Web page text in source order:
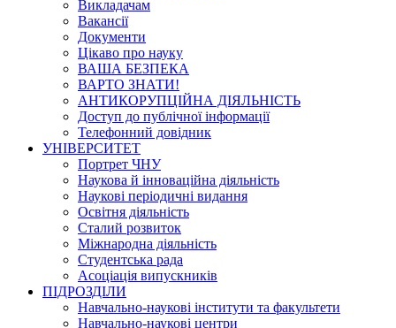
Викладачам
Вакансії
Документи
Цікаво про науку
ВАША БЕЗПЕКА
ВАРТО ЗНАТИ!
АНТИКОРУПЦІЙНА ДІЯЛЬНІСТЬ
Доступ до публічної інформації
Телефонний довідник
УНІВЕРСИТЕТ
Портрет ЧНУ
Наукова й інноваційна діяльність
Наукові періодичні видання
Освітня діяльність
Сталий розвиток
Міжнародна діяльність
Студентська рада
Асоціація випускників
ПІДРОЗДІЛИ
Навчально-наукові інститути та факультети
Навчально-наукові центри